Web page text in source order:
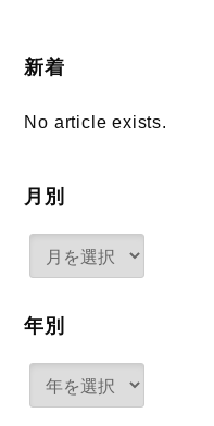
新着
No article exists.
月別
年別